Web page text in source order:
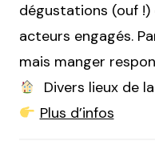
dégustations (ouf
acteurs engagés.
mais manger
Divers lieux de
Plus d’infos